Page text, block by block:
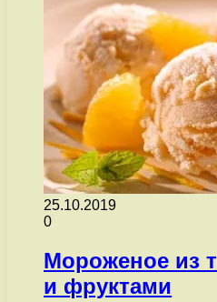
25.10.2019
0
Мороженое из
и фруктами